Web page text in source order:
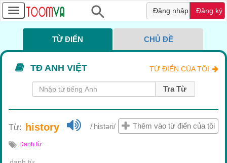
Đăng nhập Đăng ký
TỪ ĐIỂN CHỦ ĐỀ
TỪ ĐIỂN CỦA TÔI
Tra Từ
Từ: history /'histəri/ Thêm vào từ điển của tôi
Danh từ